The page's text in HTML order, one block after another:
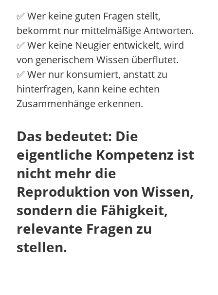
✅ Wer keine guten Fragen stellt,
bekommt nur mittelmäßige Antworten.
✅ Wer keine Neugier entwickelt, wird
von generischem Wissen überflutet.
✅ Wer nur konsumiert, anstatt zu
hinterfragen, kann keine echten
Zusammenhänge erkennen.
Das bedeutet: Die
eigentliche Kompetenz ist
nicht mehr die
Reproduktion von Wissen,
sondern die Fähigkeit,
relevante Fragen zu
stellen.